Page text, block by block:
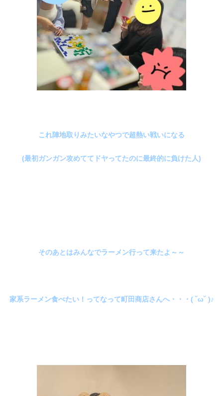
これ陣地取りみたいなやつで超熱い戦いになる
(最初ガンガン攻めててドヤってたのに最終的に負けた人)
そのあとはみんなでラーメン行って来たよ～～
家系ラーメン食べたい！ってなって町田商店さんへ・・・( ˘ω˘ )♪